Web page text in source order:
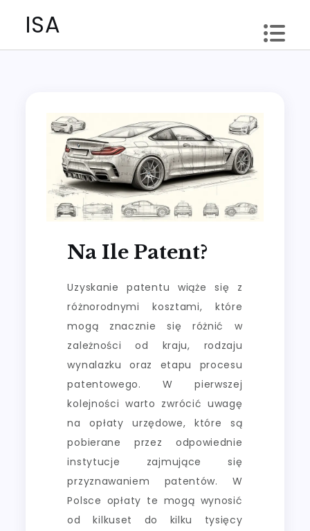
ISA
Na Ile Patent?
Uzyskanie patentu wiąże się z
różnorodnymi kosztami, które
mogą znacznie się różnić w
zależności od kraju, rodzaju
wynalazku oraz etapu procesu
patentowego. W pierwszej
kolejności warto zwrócić uwagę
na opłaty urzędowe, które są
pobierane przez odpowiednie
instytucje zajmujące się
przyznawaniem patentów. W
Polsce opłaty te mogą wynosić
od kilkuset do kilku tysięcy